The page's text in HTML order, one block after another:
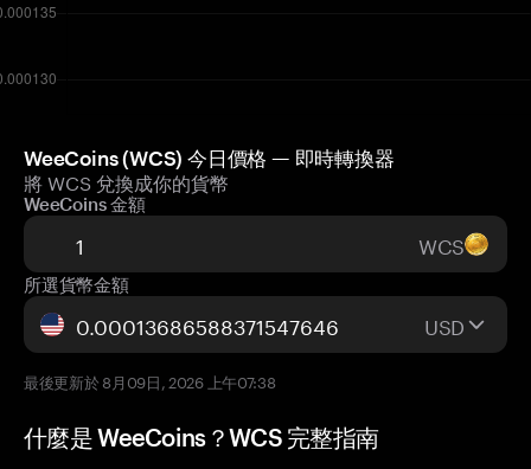
WeeCoins (WCS) 今日價格 — 即時轉換器
將 WCS 兌換成你的貨幣
WeeCoins 金額
WCS
所選貨幣金額
USD
最後更新於 8月09日, 2026 上午07:38
什麼是 WeeCoins？WCS 完整指南